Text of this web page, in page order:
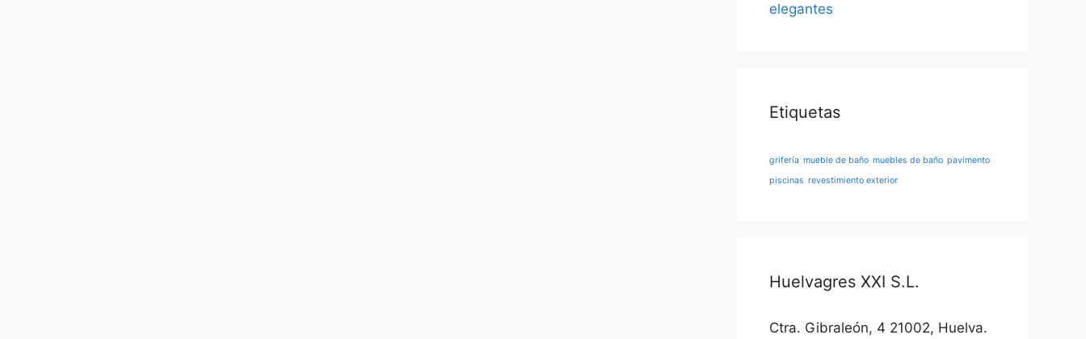
elegantes
Etiquetas
grifería mueble de baño muebles de baño pavimento
piscinas revestimiento exterior
Huelvagres XXI S.L.
Ctra. Gibraleón, 4 21002, Huelva.